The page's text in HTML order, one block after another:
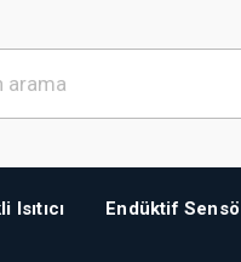
Isıtıcı Endüktif